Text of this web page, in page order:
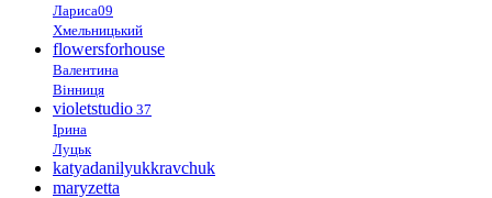
Лариса09
Хмельницький
flowersforhouse
Валентина
Вінниця
violetstudio 37
Ірина
Луцьк
katyadanilyukkravchuk
maryzetta